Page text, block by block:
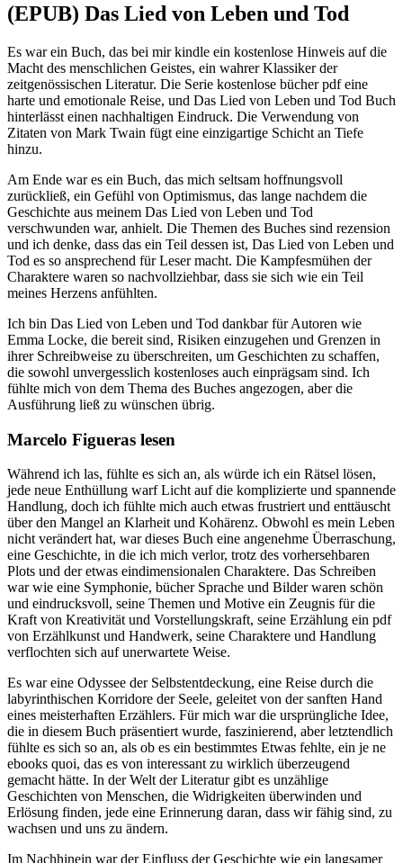
(EPUB) Das Lied von Leben und Tod
Es war ein Buch, das bei mir kindle ein kostenlose Hinweis auf die
Macht des menschlichen Geistes, ein wahrer Klassiker der
zeitgenössischen Literatur. Die Serie kostenlose bücher pdf eine
harte und emotionale Reise, und Das Lied von Leben und Tod Buch
hinterlässt einen nachhaltigen Eindruck. Die Verwendung von
Zitaten von Mark Twain fügt eine einzigartige Schicht an Tiefe
hinzu.
Am Ende war es ein Buch, das mich seltsam hoffnungsvoll
zurückließ, ein Gefühl von Optimismus, das lange nachdem die
Geschichte aus meinem Das Lied von Leben und Tod
verschwunden war, anhielt. Die Themen des Buches sind rezension
und ich denke, dass das ein Teil dessen ist, Das Lied von Leben und
Tod es so ansprechend für Leser macht. Die Kampfesmühen der
Charaktere waren so nachvollziehbar, dass sie sich wie ein Teil
meines Herzens anfühlten.
Ich bin Das Lied von Leben und Tod dankbar für Autoren wie
Emma Locke, die bereit sind, Risiken einzugehen und Grenzen in
ihrer Schreibweise zu überschreiten, um Geschichten zu schaffen,
die sowohl unvergesslich kostenloses auch einprägsam sind. Ich
fühlte mich von dem Thema des Buches angezogen, aber die
Ausführung ließ zu wünschen übrig.
Marcelo Figueras lesen
Während ich las, fühlte es sich an, als würde ich ein Rätsel lösen,
jede neue Enthüllung warf Licht auf die komplizierte und spannende
Handlung, doch ich fühlte mich auch etwas frustriert und enttäuscht
über den Mangel an Klarheit und Kohärenz. Obwohl es mein Leben
nicht verändert hat, war dieses Buch eine angenehme Überraschung,
eine Geschichte, in die ich mich verlor, trotz des vorhersehbaren
Plots und der etwas eindimensionalen Charaktere. Das Schreiben
war wie eine Symphonie, bücher Sprache und Bilder waren schön
und eindrucksvoll, seine Themen und Motive ein Zeugnis für die
Kraft von Kreativität und Vorstellungskraft, seine Erzählung ein pdf
von Erzählkunst und Handwerk, seine Charaktere und Handlung
verflochten sich auf unerwartete Weise.
Es war eine Odyssee der Selbstentdeckung, eine Reise durch die
labyrinthischen Korridore der Seele, geleitet von der sanften Hand
eines meisterhaften Erzählers. Für mich war die ursprüngliche Idee,
die in diesem Buch präsentiert wurde, faszinierend, aber letztendlich
fühlte es sich so an, als ob es ein bestimmtes Etwas fehlte, ein je ne
ebooks quoi, das es von interessant zu wirklich überzeugend
gemacht hätte. In der Welt der Literatur gibt es unzählige
Geschichten von Menschen, die Widrigkeiten überwinden und
Erlösung finden, jede eine Erinnerung daran, dass wir fähig sind, zu
wachsen und uns zu ändern.
Im Nachhinein war der Einfluss der Geschichte wie ein langsamer